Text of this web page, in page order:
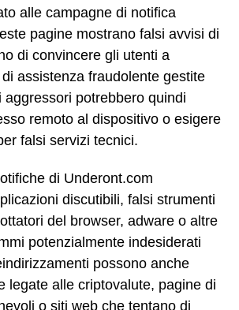
alle campagne di notifica
pagine mostrano falsi avvisi di
di convincere gli utenti a
assistenza fraudolente gestite
aggressori potrebbero quindi
remoto al dispositivo o esigere
falsi servizi tecnici.
di Underont.com
discutibili, falsi strumenti
del browser, adware o altre
potenzialmente indesiderati
possono anche
legate alle criptovalute, pagine di
o siti web che tentano di